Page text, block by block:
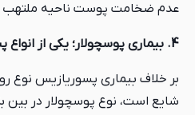
عدم ضخامت پوست ناحیه ملتهب
4. بیماری پوسچولار؛ یکی از انواع پسوریازیس
بر خلاف بیماری پسوریازیس نوع
شایع است، نوع پوسچولار در بین